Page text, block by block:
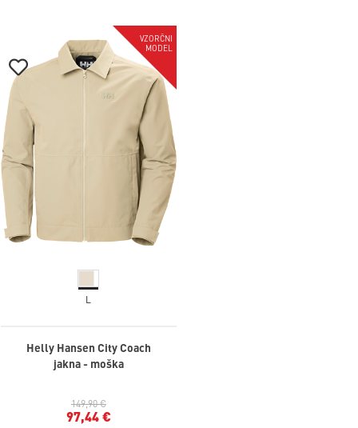
-35%
VZORČNI
MODEL
L
Helly Hansen City Coach
jakna - moška
149,90 €
97,44 €